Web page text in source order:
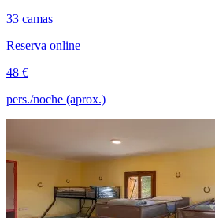
33 camas
Reserva online
48 €
pers./noche (aprox.)